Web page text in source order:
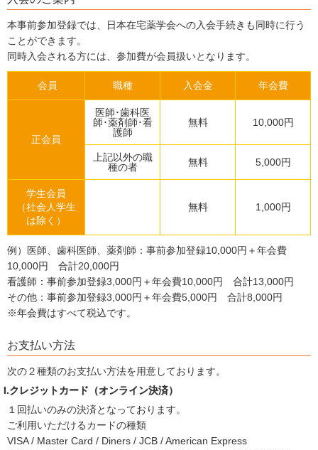
本事前参加登録では、日本在宅薬学会への入会手続きも同時に行う
ことができます。
同時入会される方には、参加費が会員扱いとなります。
会員 職種 入会金 年会費
正会員
医師･歯科医
師･薬剤師･看
護師
無料 10,000円
上記以外の職
種の者
無料 5,000円
学生会員
（社会人学生
は除く）
無料 1,000円
例）医師、歯科医師、薬剤師：事前参加登録10,000円＋年会費
10,000円 合計20,000円
看護師：事前参加登録3,000円＋年会費10,000円 合計13,000円
その他：事前参加登録3,000円＋年会費5,000円 合計8,000円
※年会費はすべて税込です。
お支払い方法
次の２種類のお支払い方法を用意しております。
I.クレジットカード（オンライン決済）
１回払いのみの決済となっております。
ご利用いただけるカードの種類
VISA / Master Card / Diners / JCB / American Express